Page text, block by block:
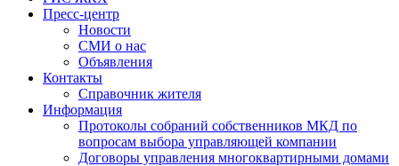
Пресс-центр
Новости
СМИ о нас
Объявления
Контакты
Справочник жителя
Информация
Протоколы собраний собственников МКД по
вопросам выбора управляющей компании
Договоры управления многоквартирными домами